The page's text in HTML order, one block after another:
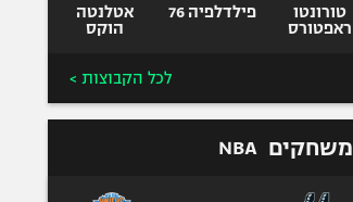
טורונטו
ראפטורס
פילדלפיה 76
אטלנטה
הוקס
לכל הקבוצות >
משחקים NBA